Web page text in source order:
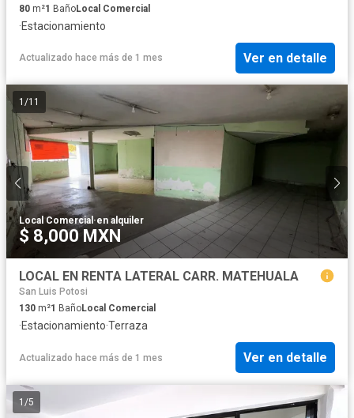
80 m²1 BañoLocal Comercial
·Estacionamiento
Actualizado hace más de 1 mes Ver en detalle
1 /11
Local Comercial ·en alquiler
$ 8,000 MXN
LOCAL EN RENTA LATERAL CARR. MATEHUALA
San Luis Potosi
130 m²1 BañoLocal Comercial
·Estacionamiento·Terraza
Actualizado hace más de 1 mes Ver en detalle
1 /5